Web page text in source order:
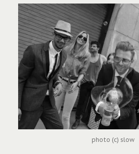
photo (c) slow